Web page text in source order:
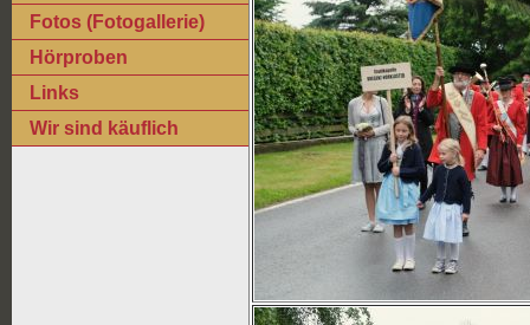
Fotos (Fotogallerie)
Hörproben
Links
Wir sind käuflich